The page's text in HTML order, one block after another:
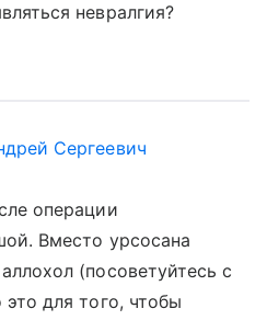
невралгия?
Сергеевич
операции
Вместо урсосана
(посоветуйтесь с
для того, чтобы